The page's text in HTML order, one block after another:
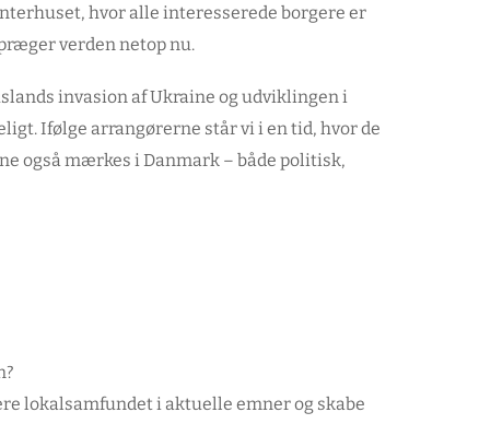
hvor alle interesserede borgere er
verden netop nu.
invasion af Ukraine og udviklingen i
Ifølge arrangørerne står vi i en tid, hvor de
også mærkes i Danmark – både politisk,
lokalsamfundet i aktuelle emner og skabe